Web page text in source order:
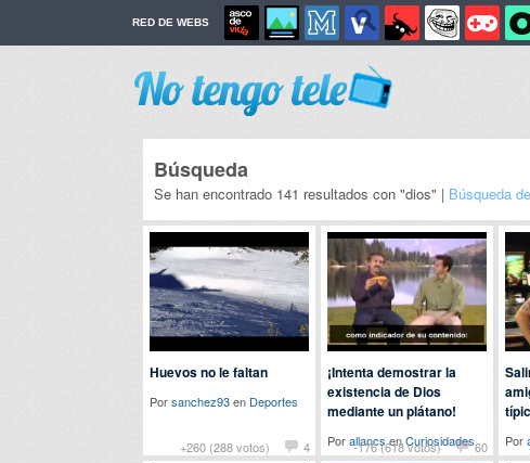
RED DE WEBS
Búsqueda
Se han encontrado 141 resultados con "dios" | Búsqueda
+260 (288 votos) 4
Huevos no le faltan
Porsanchez93en Deportes
-176 (618 votos) 60
¡Intenta demostrar la
existencia de Dios
mediante un plátano!
PorallancsenCuriosidades Por